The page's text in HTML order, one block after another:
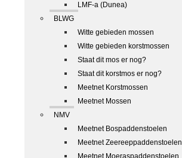
LMF-a (Dunea)
BLWG
Witte gebieden mossen
Witte gebieden korstmossen
Staat dit mos er nog?
Staat dit korstmos er nog?
Meetnet Korstmossen
Meetnet Mossen
NMV
Meetnet Bospaddenstoelen
Meetnet Zeereeppaddenstoelen
Meetnet Moeraspaddenstoelen